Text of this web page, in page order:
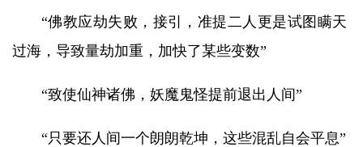
“佛教应劫失败，接引，准提二人更是试图瞒天
过海，导致量劫加重，加快了某些变数”
“致使仙神诸佛，妖魔鬼怪提前退出人间”
“只要还人间一个朗朗乾坤，这些混乱自会平息”